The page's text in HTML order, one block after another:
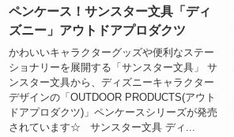
ペンケース！サンスター文具「ディ
ズニー」アウトドアプロダクツ
かわいいキャラクターグッズや便利なステー
ショナリーを展開する「サンスター文具」 サ
ンスター文具から、ディズニーキャラクター
デザインの「OUTDOOR PRODUCTS(アウト
ドアプロダクツ)」ペンケースシリーズが発売
されています☆ サンスター文具 ディ...